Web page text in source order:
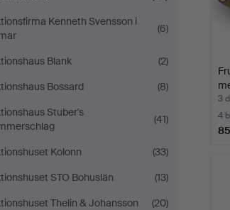
Kenneth Svensson i
(6)
Blank
(2)
Bossard
(8)
Stuber's
(41)
Kolonn
(33)
STO Bohuslän
(13)
Thelin & Johansson
(20)
3
4